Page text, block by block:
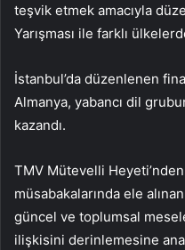
teşvik etmek amacıyla
Yarışması ile farklı
İstanbul’da düzenlenen
Almanya, yabancı dil
kazandı.
TMV Mütevelli
müsabakalarında ele
güncel ve toplumsal
ilişkisini derinlemesine